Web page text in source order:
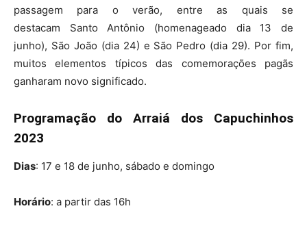
passagem para o verão, entre as quais se
destacam Santo Antônio (homenageado dia 13 de
junho), São João (dia 24) e São Pedro (dia 29). Por fim,
muitos elementos típicos das comemorações pagãs
ganharam novo significado.
Programação do Arraiá dos Capuchinhos
2023
Dias: 17 e 18 de junho, sábado e domingo
Horário: a partir das 16h